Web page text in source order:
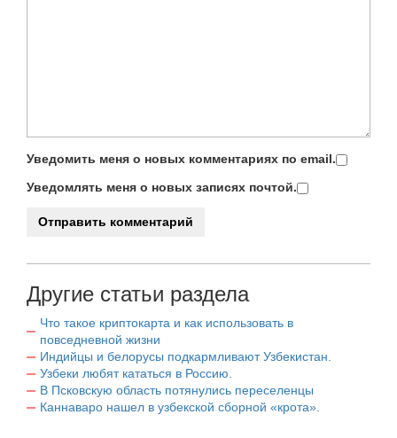
Уведомить меня о новых комментариях по email.
Уведомлять меня о новых записях почтой.
Другие статьи раздела
Что такое криптокарта и как использовать в
повседневной жизни
Индийцы и белорусы подкармливают Узбекистан.
Узбеки любят кататься в Россию.
В Псковскую область потянулись переселенцы
Каннаваро нашел в узбекской сборной «крота».